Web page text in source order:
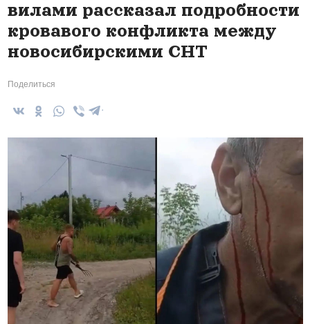
вилами рассказал подробности
кровавого конфликта между
новосибирскими СНТ
Поделиться